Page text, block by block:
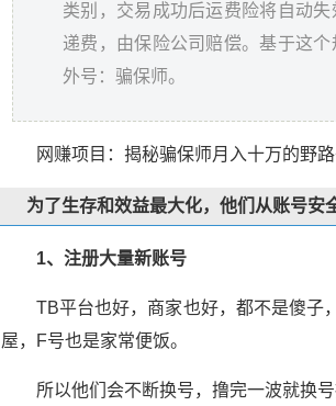
类别，交易成功后运费险将自动
递费，由保险公司赔偿。基于这
外号：骗保师。
网赚项目：揭秘骗保师月入十万的野
为了生存和效益最大化，他们从账号安
1、注册大量新账号
TB平台也好，商家也好，都不是傻子
屋，F号也是家常便饭。
所以他们会不断换号，撸完一波就换号